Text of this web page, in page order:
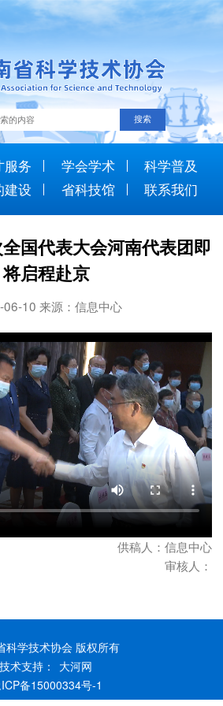
服务 学会学术
科学普及
建设 省科技馆 联系我们
国代表大会河南代表团即
将启程赴京
10 来源：信息中心
供稿人：信息中心
审核人：
科学技术协会 版权所有
技术支持：
大河网
备15000334号-1